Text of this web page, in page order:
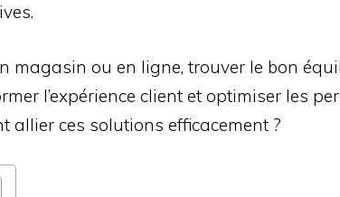
magasin ou en ligne, trouver le bon
l’expérience client et optimiser les
allier ces solutions efficacement ?